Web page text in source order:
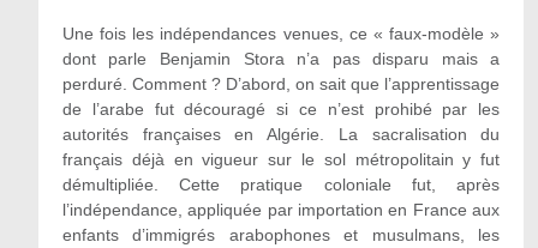
Une fois les indépendances venues, ce « faux-modèle »
dont parle Benjamin Stora n’a pas disparu mais a
perduré. Comment ? D’abord, on sait que l’apprentissage
de l’arabe fut découragé si ce n’est prohibé par les
autorités françaises en Algérie. La sacralisation du
français déjà en vigueur sur le sol métropolitain y fut
démultipliée. Cette pratique coloniale fut, après
l’indépendance, appliquée par importation en France aux
enfants d’immigrés arabophones et musulmans, les